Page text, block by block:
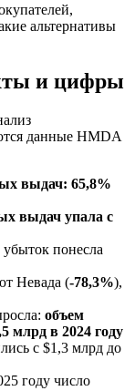
альтернативы
и цифры
данные HMDA
выдач: 65,8%
выдач упала с
понесла
Невада (-78,3%),
объем
млрд в 2024 году
с $1,3 млрд до
году число